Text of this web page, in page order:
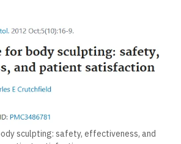
sculpting: safety, effectiveness, and